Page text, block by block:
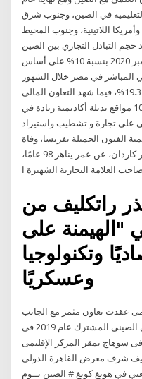
التعليمية في الصين، وجنوب شرق
اللاتينية، وجنوب المحيط
زاد حجم التبادل التجاري بين الصين
ومصر خلال الفترة من يناير إلى نوفمبر 2020 بنسبة 10% على أساس
المباشر في مصر خلال الشهور
التسعة الأولى من العام الماضي بنسبة 19.3%، فيما شهد التعاون المالي
الدليل الشامل لموقع علي بابا الشهير و 10 مواقع بديلة أكاديمية ريادة في
على تجارة و تشطيب واستيراد
الفنون الجميلة بفرنسا، وفاة
مصمم الأزياء الفرنسي الشهير، بيير كاردان، عن عمر يناهز 98 عامًا،
صاحب العلامة التجارية الشهيرة ا
راتكليف من
"الهيمنة على
وتكنولوجيا
وعسكريًا
عقدت تعاون مثمر مع الجانب
الصينى حيث تم إنشاء المعمل المصرى الصينى المشترك عام 2019 فى
سوهاج بمقر المركز الإقليمى
شرف معرض القاهرة الدولى
والذى حي شعبي في هونغ كونغ # الصين يــوم